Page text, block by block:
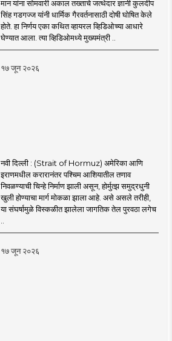
मान यांना सोमवारी अकाल तख्ताचे जत्थेदार ज्ञानी कुलदीप
सिंह गडगज्ज यांनी धार्मिक गैरवर्तनासाठी दोषी घोषित केले
होते. हा निर्णय एका कथित व्हायरल व्हिडिओच्या आधारे
घेण्यात आला. त्या व्हिडिओमध्ये मुख्यमंत्री ..
१७ जून २०२६
नवी दिल्ली : (Strait of Hormuz) अमेरिका आणि
इराणमधील करारानंतर पश्चिम आशियातील तणाव
निवळण्याची चिन्हे निर्माण झाली असून, होर्मुत्झ समुद्रधुनी
खुली होण्याचा मार्ग मोकळा झाला आहे. असे असले तरीही,
या संघर्षामुळे विस्कळीत झालेला जागतिक तेल पुरवठा लगेच
१७ जून २०२६